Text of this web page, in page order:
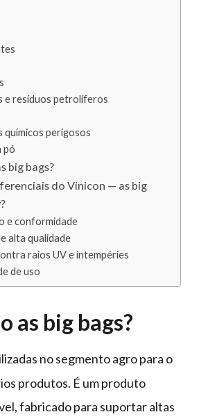
e resíduos petrolíferos
químicos perigosos
pó
big bags?
do Vinicon — as big
e conformidade
alta qualidade
raios UV e intempéries
de uso
as big bags?
no segmento agro para o
produtos. É um produto
fabricado para suportar altas